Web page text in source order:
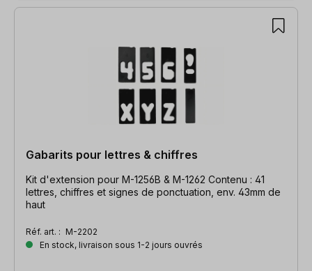
Gabarits pour lettres & chiffres
Kit d'extension pour M-1256B & M-1262 Contenu : 41
lettres, chiffres et signes de ponctuation, env. 43mm de
haut
Réf. art. : M-2202
En stock, livraison sous 1-2 jours ouvrés